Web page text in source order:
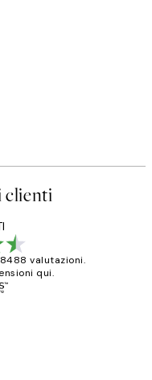
clienti
valutazioni.
qui.